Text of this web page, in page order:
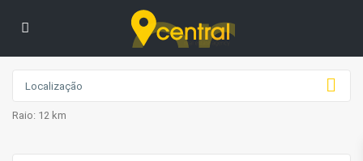
Raio: 12 km